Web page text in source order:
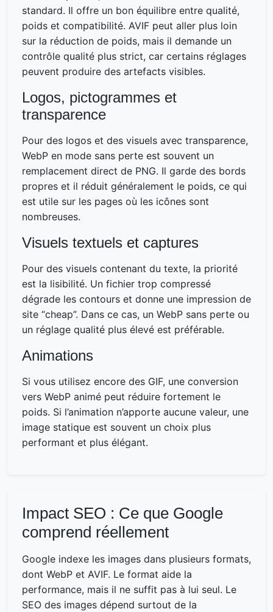
standard. Il offre un bon équilibre entre qualité,
poids et compatibilité. AVIF peut aller plus loin
sur la réduction de poids, mais il demande un
contrôle qualité plus strict, car certains réglages
peuvent produire des artefacts visibles.
Logos, pictogrammes et
transparence
Pour des logos et des visuels avec transparence,
WebP en mode sans perte est souvent un
remplacement direct de PNG. Il garde des bords
propres et il réduit généralement le poids, ce qui
est utile sur les pages où les icônes sont
nombreuses.
Visuels textuels et captures
Pour des visuels contenant du texte, la priorité
est la lisibilité. Un fichier trop compressé
dégrade les contours et donne une impression de
site “cheap”. Dans ce cas, un WebP sans perte ou
un réglage qualité plus élevé est préférable.
Animations
Si vous utilisez encore des GIF, une conversion
vers WebP animé peut réduire fortement le
poids. Si l’animation n’apporte aucune valeur, une
image statique est souvent un choix plus
performant et plus élégant.
Impact SEO : Ce que Google
comprend réellement
Google indexe les images dans plusieurs formats,
dont WebP et AVIF. Le format aide la
performance, mais il ne suffit pas à lui seul. Le
SEO des images dépend surtout de la